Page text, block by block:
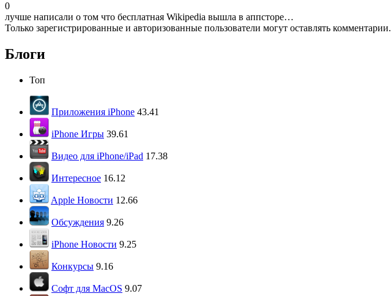
0
лучше написали о том что бесплатная Wikipedia вышла в аппсторе…
Только зарегистрированные и авторизованные пользователи могут оставлять комментарии.
Блоги
Топ
Приложения iPhone 43.41
iPhone Игры 39.61
Видео для iPhone/iPad 17.38
Интересное 16.12
Apple Новости 12.66
Обсуждения 9.26
iPhone Новости 9.25
Конкурсы 9.16
Софт для MacOS 9.07